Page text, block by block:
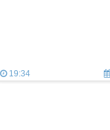
19:34